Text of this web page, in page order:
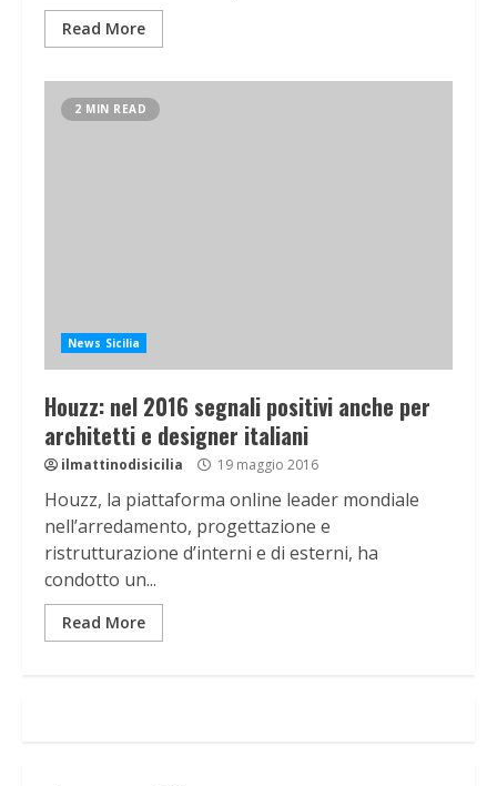
Read More
2 MIN READ
News Sicilia
Houzz: nel 2016 segnali positivi anche per
architetti e designer italiani
ilmattinodisicilia 19 maggio 2016
Houzz, la piattaforma online leader mondiale
nell’arredamento, progettazione e
ristrutturazione d’interni e di esterni, ha
condotto un...
Read More